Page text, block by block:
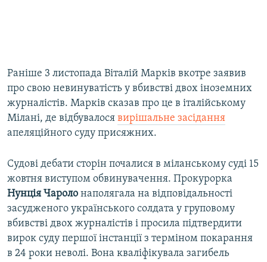
Раніше 3 листопада Віталій Марків вкотре заявив
про свою невинуватість у вбивстві двох іноземних
журналістів. Марків сказав про це в італійському
Мілані, де відбувалося вирішальне засідання
апеляційного суду присяжних.
Судові дебати сторін почалися в міланському суді 15
жовтня виступом обвинувачення. Прокурорка
Нунція Чароло наполягала на відповідальності
засудженого українського солдата у груповому
вбивстві двох журналістів і просила підтвердити
вирок суду першої інстанції з терміном покарання
в 24 роки неволі. Вона кваліфікувала загибель